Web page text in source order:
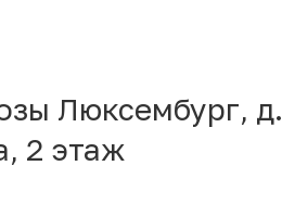
Люксембург, д.
2 этаж